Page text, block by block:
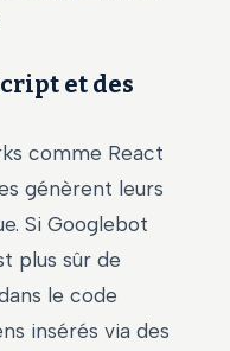
et des
comme React
génèrent leurs
Si Googlebot
plus sûr de
le code
insérés via des